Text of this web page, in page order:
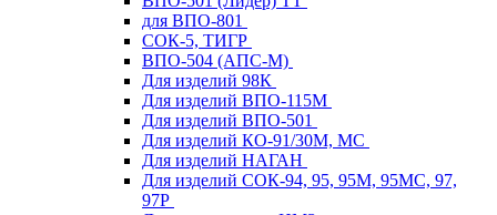
для ВПО-801
СОК-5, ТИГР
ВПО-504 (АПС-М)
Для изделий 98К
Для изделий ВПО-115М
Для изделий ВПО-501
Для изделий КО-91/30М, МС
Для изделий НАГАН
Для изделий СОК-94, 95, 95М, 95МС, 97,
97Р